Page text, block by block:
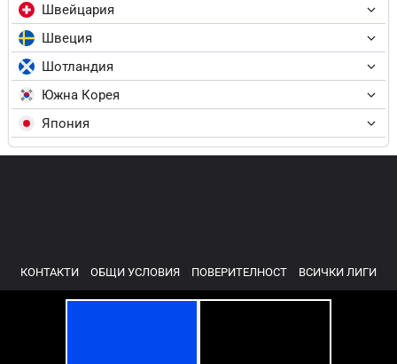
Швейцария
Швеция
Шотландия
Южна Корея
Япония
КОНТАКТИ ОБЩИ УСЛОВИЯ ПОВЕРИТЕЛНОСТ ВСИЧКИ ЛИГИ